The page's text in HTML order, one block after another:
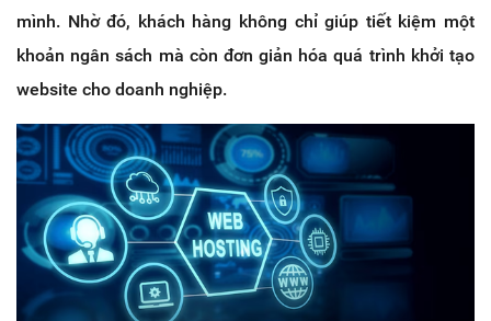
mình. Nhờ đó, khách hàng không chỉ giúp tiết kiệm một
khoản ngân sách mà còn đơn giản hóa quá trình khởi tạo
website cho doanh nghiệp.